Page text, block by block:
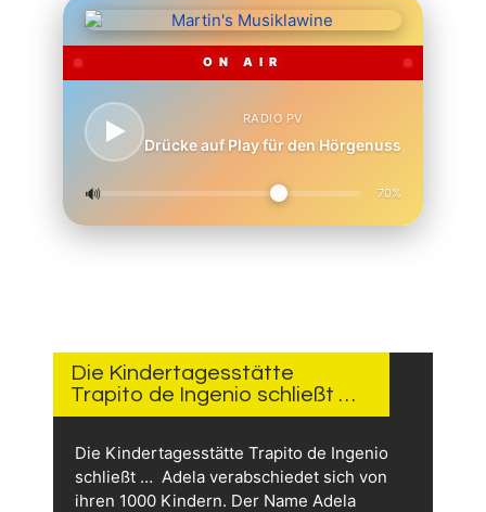
ON AIR
RADIO PV
Drücke auf Play für den Hörgenuss
🔊 70%
MUSIKWUNSCH
2026
Die Kindertagesstätte
Trapito de Ingenio schließt …
Die Kindertagesstätte Trapito de Ingenio
schließt … Adela verabschiedet sich von
ihren 1000 Kindern. Der Name Adela